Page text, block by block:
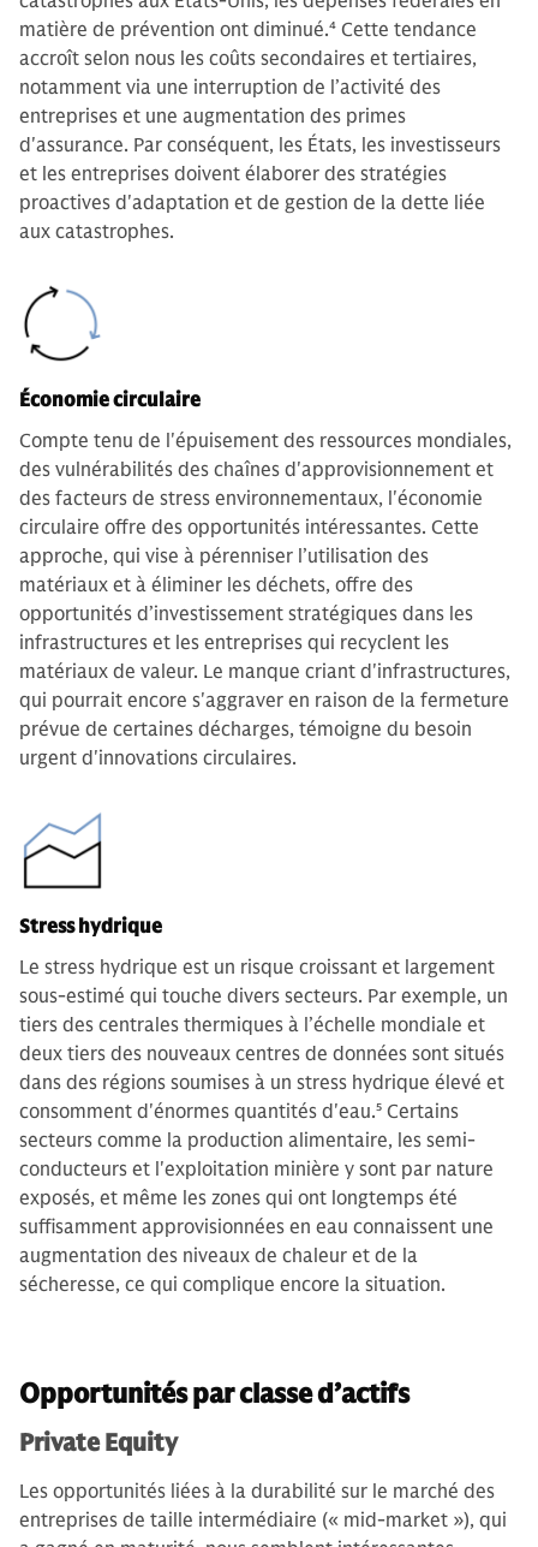
matière de prévention ont diminué.4 Cette tendance
accroît selon nous les coûts secondaires et tertiaires,
notamment via une interruption de l’activité des
entreprises et une augmentation des primes
d'assurance. Par conséquent, les États, les investisseurs
et les entreprises doivent élaborer des stratégies
proactives d'adaptation et de gestion de la dette liée
aux catastrophes.
Économie circulaire
Compte tenu de l'épuisement des ressources mondiales,
des vulnérabilités des chaînes d'approvisionnement et
des facteurs de stress environnementaux, l'économie
circulaire offre des opportunités intéressantes. Cette
approche, qui vise à pérenniser l’utilisation des
matériaux et à éliminer les déchets, offre des
opportunités d’investissement stratégiques dans les
infrastructures et les entreprises qui recyclent les
matériaux de valeur. Le manque criant d'infrastructures,
qui pourrait encore s'aggraver en raison de la fermeture
prévue de certaines décharges, témoigne du besoin
urgent d'innovations circulaires.
Stress hydrique
Le stress hydrique est un risque croissant et largement
sous-estimé qui touche divers secteurs. Par exemple, un
tiers des centrales thermiques à l’échelle mondiale et
deux tiers des nouveaux centres de données sont situés
dans des régions soumises à un stress hydrique élevé et
consomment d'énormes quantités d'eau.5 Certains
secteurs comme la production alimentaire, les semi-
conducteurs et l'exploitation minière y sont par nature
exposés, et même les zones qui ont longtemps été
suffisamment approvisionnées en eau connaissent une
augmentation des niveaux de chaleur et de la
sécheresse, ce qui complique encore la situation.
Opportunités par classe d’actifs
Private Equity
Les opportunités liées à la durabilité sur le marché des
entreprises de taille intermédiaire (« mid-market »), qui